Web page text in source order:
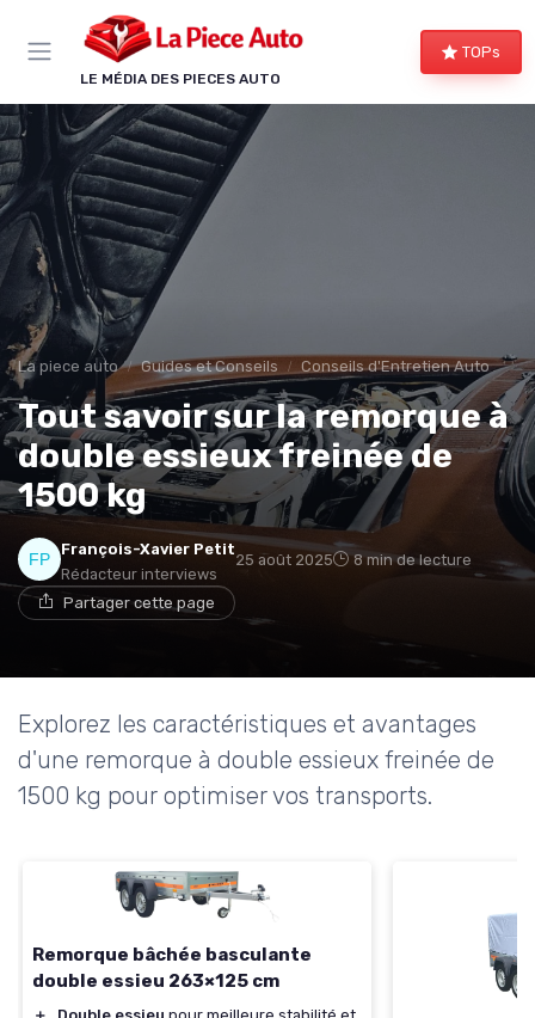
LE MÉDIA DES PIECES AUTO
TOPs
La piece auto Guides et Conseils Conseils d'Entretien Auto
Tout savoir sur la remorque à
double essieux freinée de
1500 kg
François-Xavier Petit
Rédacteur interviews
25 août 2025 8 min de lecture
Partager cette page
Explorez les caractéristiques et avantages
d'une remorque à double essieux freinée de
1500 kg pour optimiser vos transports.
Remorque bâchée basculante
double essieu 263×125 cm
Panneau de gestion des cookies